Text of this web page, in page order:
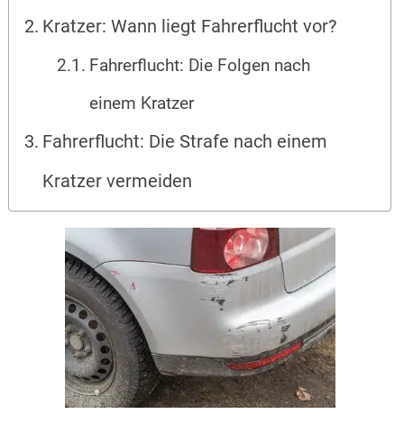
Kratzer: Wann liegt Fahrerflucht vor?
Fahrerflucht: Die Folgen nach
einem Kratzer
Fahrerflucht: Die Strafe nach einem
Kratzer vermeiden